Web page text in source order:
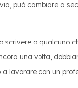
può cambiare a
scrivere a qualcuno
una volta,
lavorare con un